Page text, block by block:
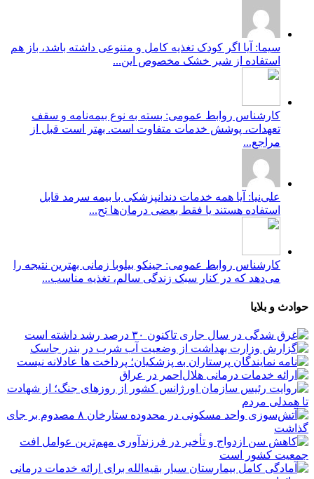
سیما: آیا اگر کودک تغذیه کامل و متنوعی داشته باشد، باز هم
استفاده از شیر خشک مخصوص این...
کارشناس روابط عمومی: بسته به نوع بیمه‌نامه و سقف
تعهدات، پوشش خدمات متفاوت است. بهتر است قبل از
مراجع...
علی‌نیا: آیا همه خدمات دندانپزشکی با بیمه سرمد قابل
استفاده هستند یا فقط بعضی درمان‌ها تح...
کارشناس روابط عمومی: جینکو بیلوبا زمانی بهترین نتیجه را
می‌دهد که در کنار سبک زندگی سالم، تغذیه مناسب...
حوادث و بلایا